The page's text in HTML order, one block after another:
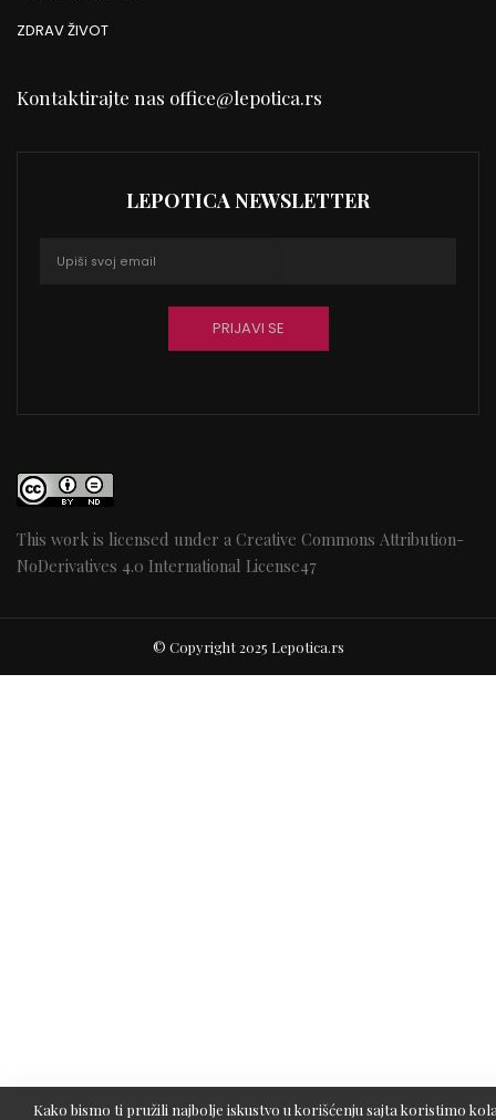
ZDRAV ŽIVOT
Kontaktirajte nas office@lepotica.rs
LEPOTICA NEWSLETTER
This work is licensed under a Creative Commons Attribution-
NoDerivatives 4.0 International License47
© Copyright 2025 Lepotica.rs
Kako bismo ti pružili najbolje iskustvo u korišćenju sajta koristimo